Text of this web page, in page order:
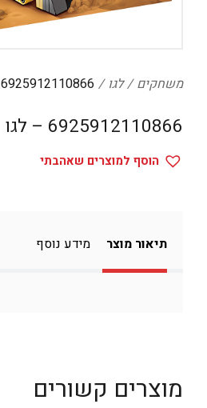
הלבשה תחתונה
טקסטיל לבית
מטבח
משחקים לגו 6925912110866 – לגו
6925912110866 – לגו
הוסף למוצרים שאהבתי
תיאור מוצר מידע נוסף
מוצרים קשורים